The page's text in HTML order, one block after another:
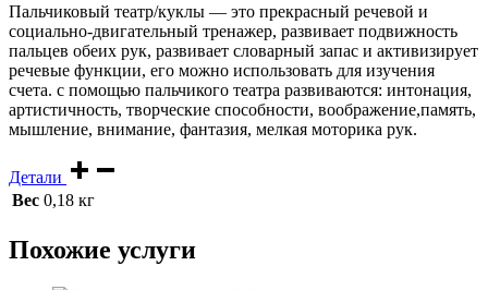
Пальчиковый театр/куклы — это прекрасный речевой и
социально-двигательный тренажер, развивает подвижность
пальцев обеих рук, развивает словарный запас и активизирует
речевые функции, его можно использовать для изучения
счета. с помощью пальчикого театра развиваются: интонация,
артистичность, творческие способности, воображение,память,
мышление, внимание, фантазия, мелкая моторика рук.
Детали
Вес 0,18 кг
Похожие услуги